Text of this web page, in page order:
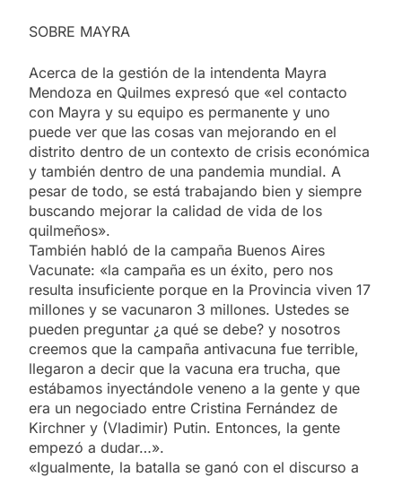
SOBRE MAYRA
Acerca de la gestión de la intendenta Mayra
Mendoza en Quilmes expresó que «el contacto
con Mayra y su equipo es permanente y uno
puede ver que las cosas van mejorando en el
distrito dentro de un contexto de crisis económica
y también dentro de una pandemia mundial. A
pesar de todo, se está trabajando bien y siempre
buscando mejorar la calidad de vida de los
quilmeños».
También habló de la campaña Buenos Aires
Vacunate: «la campaña es un éxito, pero nos
resulta insuficiente porque en la Provincia viven 17
millones y se vacunaron 3 millones. Ustedes se
pueden preguntar ¿a qué se debe? y nosotros
creemos que la campaña antivacuna fue terrible,
llegaron a decir que la vacuna era trucha, que
estábamos inyectándole veneno a la gente y que
era un negociado entre Cristina Fernández de
Kirchner y (Vladimir) Putin. Entonces, la gente
empezó a dudar…».
«Igualmente, la batalla se ganó con el discurso a